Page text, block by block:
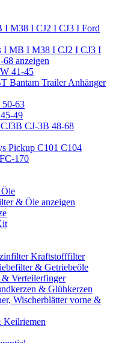
I M38 I CJ2 I CJ3 I Ford
I MB I M38 I CJ2 I CJ3 I
anzeigen
41-45
Bantam Trailer Anhänger
63
49
CJ-3B 48-68
Pickup C101 C104
170
& Öle anzeigen
Kraftstofffilter
& Getriebeöle
& Verteilerfinger
& Glühkerzen
Wischerblätter vorne &
Keilriemen